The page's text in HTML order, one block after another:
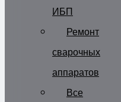
ИБП
Ремонт
сварочных
аппаратов
Все